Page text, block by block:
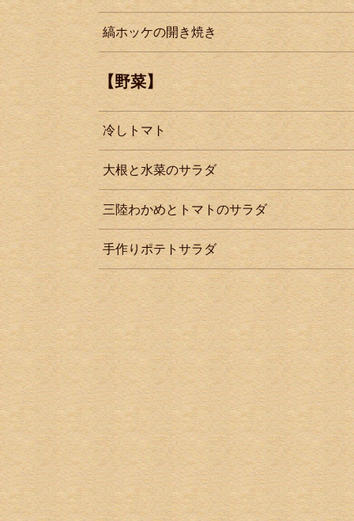
縞ホッケの開き焼き
【野菜】
冷しトマト
大根と水菜のサラダ
三陸わかめとトマトのサラダ
手作りポテトサラダ